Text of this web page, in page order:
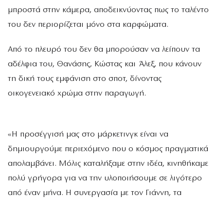
μπροστά στην κάμερα, αποδεικνύοντας πως το ταλέντο
του δεν περιορίζεται μόνο στα καρφώματα.
Από το πλευρό του δεν θα μπορούσαν να λείπουν τα
αδέλφια του, Θανάσης, Κώστας και Άλεξ, που κάνουν
τη δική τους εμφάνιση στο σποτ, δίνοντας
οικογενειακό χρώμα στην παραγωγή.
«Η προσέγγισή μας στο μάρκετινγκ είναι να
δημιουργούμε περιεχόμενο που ο κόσμος πραγματικά
απολαμβάνει. Μόλις καταλήξαμε στην ιδέα, κινηθήκαμε
πολύ γρήγορα για να την υλοποιήσουμε σε λιγότερο
από έναν μήνα. Η συνεργασία με τον Γιάννη, τα